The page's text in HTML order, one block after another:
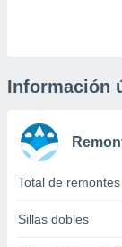
únicos
similares
como
Información
Total de remontes
Sillas dobles